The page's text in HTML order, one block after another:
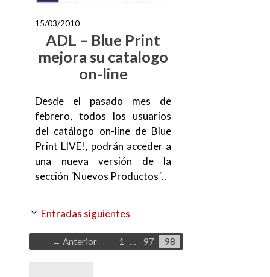
15/03/2010
ADL – Blue Print
mejora su catalogo
on-line
Desde el pasado mes de
febrero, todos los usuarios
del catálogo on-line de Blue
Print LIVE!, podrán acceder a
una nueva versión de la
sección ´Nuevos Productos´..
Entradas siguientes
← Anterior Página
1 … Página
97 Página
98